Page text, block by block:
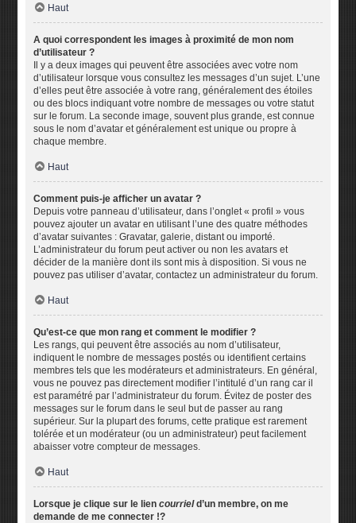
Haut
A quoi correspondent les images à proximité de mon nom
d’utilisateur ?
Il y a deux images qui peuvent être associées avec votre nom
d’utilisateur lorsque vous consultez les messages d’un sujet. L’une
d’elles peut être associée à votre rang, généralement des étoiles
ou des blocs indiquant votre nombre de messages ou votre statut
sur le forum. La seconde image, souvent plus grande, est connue
sous le nom d’avatar et généralement est unique ou propre à
chaque membre.
Haut
Comment puis-je afficher un avatar ?
Depuis votre panneau d’utilisateur, dans l’onglet « profil » vous
pouvez ajouter un avatar en utilisant l’une des quatre méthodes
d’avatar suivantes : Gravatar, galerie, distant ou importé.
L’administrateur du forum peut activer ou non les avatars et
décider de la manière dont ils sont mis à disposition. Si vous ne
pouvez pas utiliser d’avatar, contactez un administrateur du forum.
Haut
Qu’est-ce que mon rang et comment le modifier ?
Les rangs, qui peuvent être associés au nom d’utilisateur,
indiquent le nombre de messages postés ou identifient certains
membres tels que les modérateurs et administrateurs. En général,
vous ne pouvez pas directement modifier l’intitulé d’un rang car il
est paramétré par l’administrateur du forum. Évitez de poster des
messages sur le forum dans le seul but de passer au rang
supérieur. Sur la plupart des forums, cette pratique est rarement
tolérée et un modérateur (ou un administrateur) peut facilement
abaisser votre compteur de messages.
Haut
Lorsque je clique sur le liencourrield’un membre, on me
demande de me connecter !?